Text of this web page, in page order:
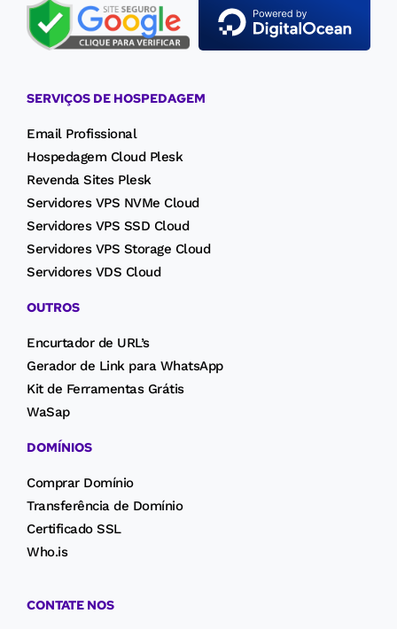
SERVIÇOS DE HOSPEDAGEM
Email Profissional
Hospedagem Cloud Plesk
Revenda Sites Plesk
Servidores VPS NVMe Cloud
Servidores VPS SSD Cloud
Servidores VPS Storage Cloud
Servidores VDS Cloud
OUTROS
Encurtador de URL’s
Gerador de Link para WhatsApp
Kit de Ferramentas Grátis
WaSap
DOMÍNIOS
Comprar Domínio
Transferência de Domínio
Certificado SSL
Who.is
CONTATE NOS